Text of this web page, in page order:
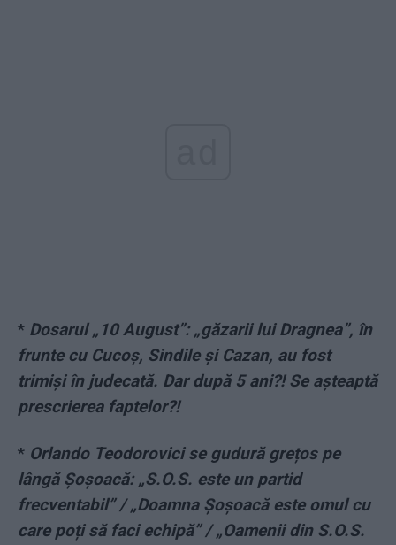
* Dosarul „10 August”: „găzarii lui Dragnea”, în
frunte cu Cucoș, Sindile și Cazan, au fost
trimiși în judecată. Dar după 5 ani?! Se așteaptă
prescrierea faptelor?!
* Orlando Teodorovici se gudură grețos pe
lângă Șoșoacă: „S.O.S. este un partid
frecventabil” / „Doamna Șoșoacă este omul cu
care poți să faci echipă” / „Oamenii din S.O.S.